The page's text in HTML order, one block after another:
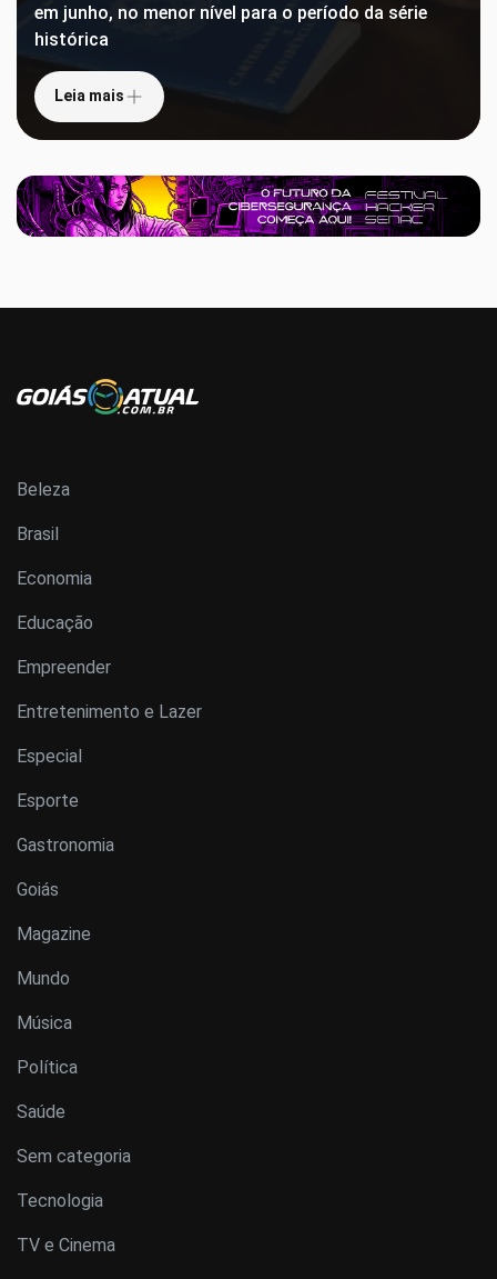
em junho, no menor nível para o período da série
histórica
Leia mais
Beleza
Brasil
Economia
Educação
Empreender
Entretenimento e Lazer
Especial
Esporte
Gastronomia
Goiás
Magazine
Mundo
Música
Política
Saúde
Sem categoria
Tecnologia
TV e Cinema